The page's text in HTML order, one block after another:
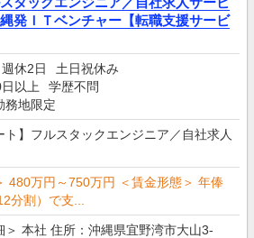
発ＩＴベンチャー【転職支援サービ
週休2日
土日祝休み
以上
学歴不問
務地限定
ト】フルスタックエンジニア／自社求人
480万円～750万円 ＜賃金形態＞ 年俸
分割）で支...
＞ 本社 住所：沖縄県宜野湾市大山3-